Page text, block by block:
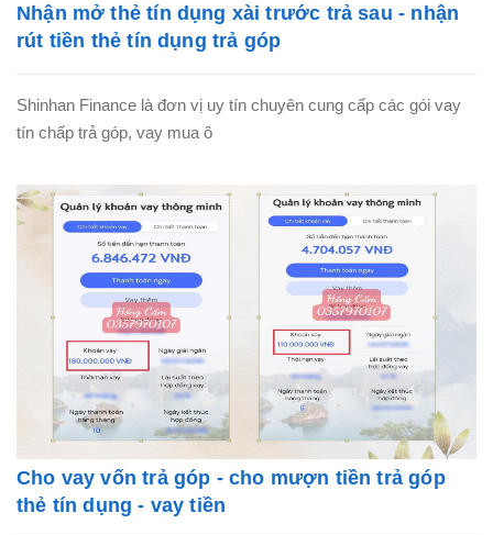
Nhận mở thẻ tín dụng xài trước trả sau - nhận
rút tiền thẻ tín dụng trả góp
Shinhan Finance là đơn vị uy tín chuyên cung cấp các gói vay
tín chấp trả góp, vay mua ô
Cho vay vốn trả góp - cho mượn tiền trả góp
thẻ tín dụng - vay tiền